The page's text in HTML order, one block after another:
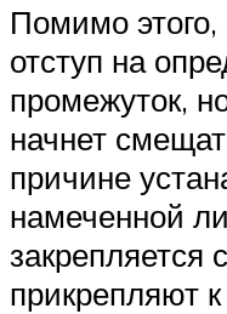
Помимо
отступ на
промежуток,
начнет
причине
намеченной
закрепляется
прикрепляют